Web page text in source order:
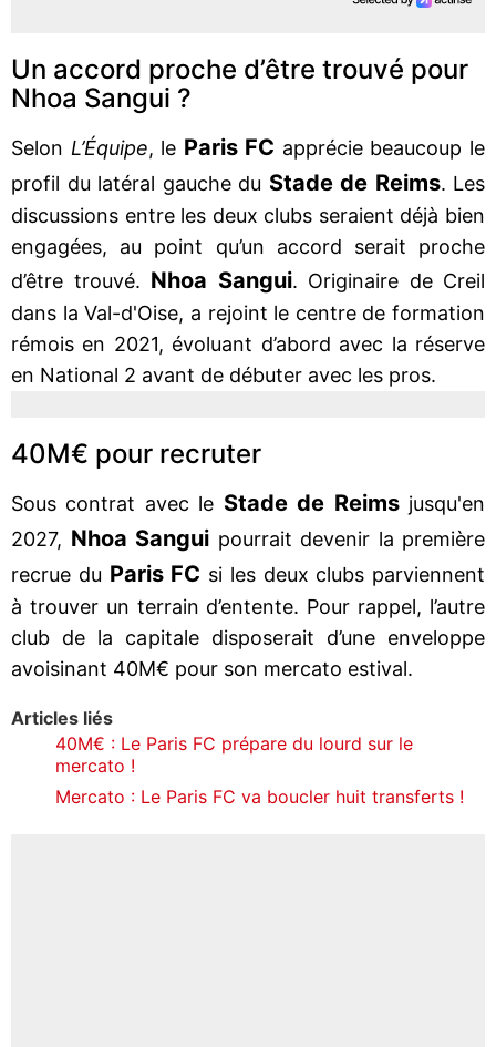
Un accord proche d’être trouvé pour
Nhoa Sangui ?
Selon L’Équipe, le Paris FC apprécie beaucoup le
profil du latéral gauche du Stade de Reims. Les
discussions entre les deux clubs seraient déjà bien
engagées, au point qu’un accord serait proche
d’être trouvé. Nhoa Sangui. Originaire de Creil
dans la Val-d'Oise, a rejoint le centre de formation
rémois en 2021, évoluant d’abord avec la réserve
en National 2 avant de débuter avec les pros.
40M€ pour recruter
Sous contrat avec le Stade de Reims jusqu'en
2027, Nhoa Sangui pourrait devenir la première
recrue du Paris FC si les deux clubs parviennent
à trouver un terrain d’entente. Pour rappel, l’autre
club de la capitale disposerait d’une enveloppe
avoisinant 40M€ pour son mercato estival.
Articles liés
40M€ : Le Paris FC prépare du lourd sur le
mercato !
Mercato : Le Paris FC va boucler huit transferts !